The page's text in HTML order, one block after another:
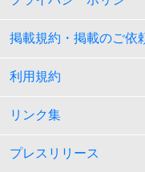
掲載規約・掲載のご依
利用規約
リンク集
プレスリリース